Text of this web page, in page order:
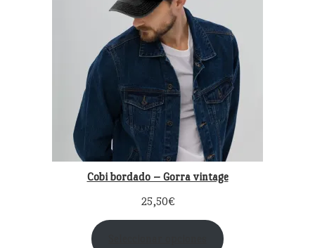
Cobi bordado – Gorra vintage
25,50€